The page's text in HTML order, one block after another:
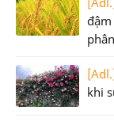
khi